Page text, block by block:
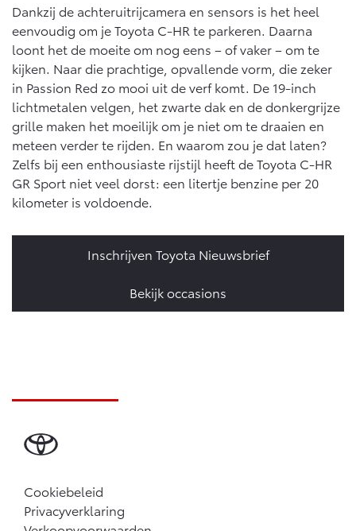
Dankzij de achteruitrijcamera en sensors is het heel
eenvoudig om je Toyota C-HR te parkeren. Daarna
loont het de moeite om nog eens – of vaker – om te
kijken. Naar die prachtige, opvallende vorm, die zeker
in Passion Red zo mooi uit de verf komt. De 19-inch
lichtmetalen velgen, het zwarte dak en de donkergrijze
grille maken het moeilijk om je niet om te draaien en
meteen verder te rijden. En waarom zou je dat laten?
Zelfs bij een enthousiaste rijstijl heeft de Toyota C-HR
GR Sport niet veel dorst: een litertje benzine per 20
kilometer is voldoende.
Inschrijven Toyota Nieuwsbrief
Bekijk occasions
Cookiebeleid
Privacyverklaring